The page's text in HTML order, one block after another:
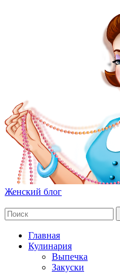
Женский блог
Главная
Кулинария
Выпечка
Закуски